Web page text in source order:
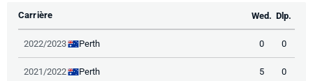
Carrière Wed. Dlp.
2022/2023 Perth 0 0
2021/2022 Perth 5 0